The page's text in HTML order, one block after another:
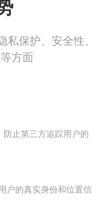
保护、安全性、
方面
止第三方追踪用户的
户的真实身份和位置信